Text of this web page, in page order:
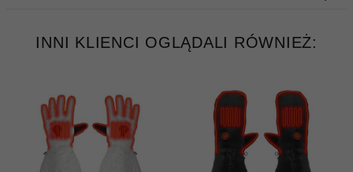
INNI KLIENCI OGLĄDALI RÓWNIEŻ: